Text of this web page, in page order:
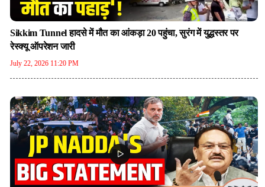
Sikkim Tunnel हादसे में मौत का आंकड़ा 20 पहुंचा, सुरंग में युद्धस्तर पर
रेस्क्यू ऑपरेशन जारी
July 22, 2026 11:20 PM